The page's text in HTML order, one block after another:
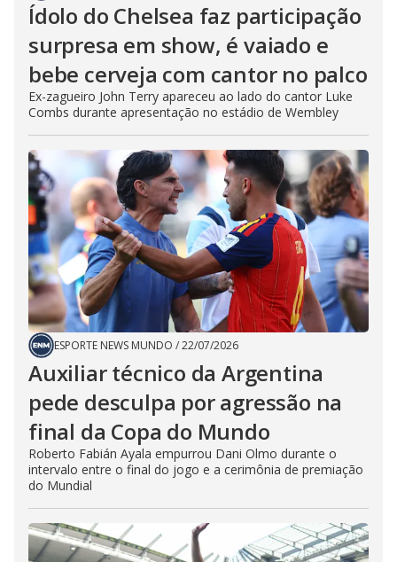
Ídolo do Chelsea faz participação
surpresa em show, é vaiado e
bebe cerveja com cantor no palco
Ex-zagueiro John Terry apareceu ao lado do cantor Luke
Combs durante apresentação no estádio de Wembley
ESPORTE NEWS MUNDO /22/07/2026
Auxiliar técnico da Argentina
pede desculpa por agressão na
final da Copa do Mundo
Roberto Fabián Ayala empurrou Dani Olmo durante o
intervalo entre o final do jogo e a cerimônia de premiação
do Mundial